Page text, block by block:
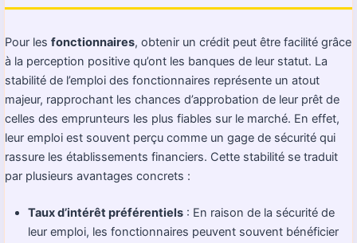
Pour les fonctionnaires, obtenir un crédit peut être facilité grâce
à la perception positive qu’ont les banques de leur statut. La
stabilité de l’emploi des fonctionnaires représente un atout
majeur, rapprochant les chances d’approbation de leur prêt de
celles des emprunteurs les plus fiables sur le marché. En effet,
leur emploi est souvent perçu comme un gage de sécurité qui
rassure les établissements financiers. Cette stabilité se traduit
par plusieurs avantages concrets :
Taux d’intérêt préférentiels : En raison de la sécurité de
leur emploi, les fonctionnaires peuvent souvent bénéficier